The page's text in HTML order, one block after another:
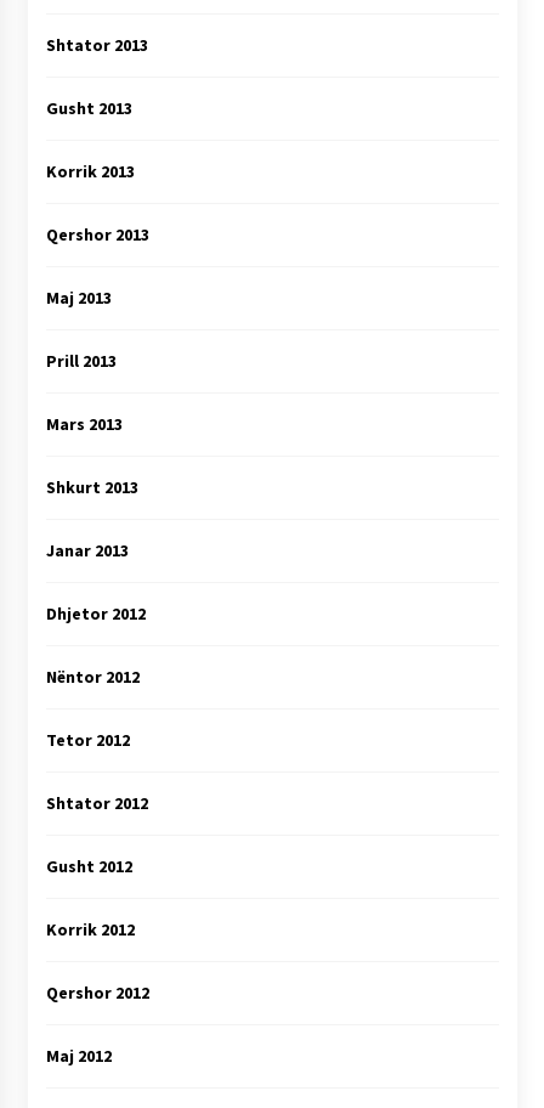
Shtator 2013
Gusht 2013
Korrik 2013
Qershor 2013
Maj 2013
Prill 2013
Mars 2013
Shkurt 2013
Janar 2013
Dhjetor 2012
Nëntor 2012
Tetor 2012
Shtator 2012
Gusht 2012
Korrik 2012
Qershor 2012
Maj 2012